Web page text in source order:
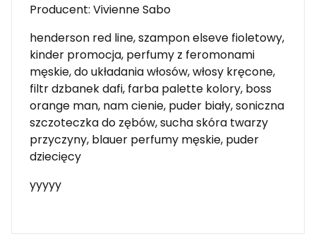
Producent: Vivienne Sabo
henderson red line, szampon elseve fioletowy,
kinder promocja, perfumy z feromonami
męskie, do układania włosów, włosy kręcone,
filtr dzbanek dafi, farba palette kolory, boss
orange man, nam cienie, puder biały, soniczna
szczoteczka do zębów, sucha skóra twarzy
przyczyny, blauer perfumy męskie, puder
dziecięcy
yyyyy